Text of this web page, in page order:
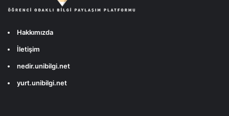
Hakkımızda
İletişim
nedir.unibilgi.net
yurt.unibilgi.net